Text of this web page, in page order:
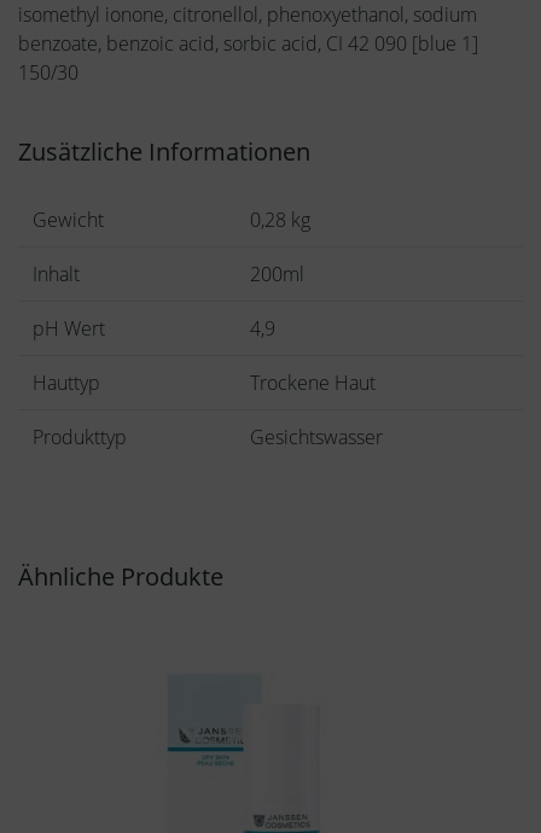
isomethyl ionone, citronellol, phenoxyethanol, sodium
benzoate, benzoic acid, sorbic acid, CI 42 090 [blue 1]
150/30
Zusätzliche Informationen
Gewicht 0,28 kg
Inhalt 200ml
pH Wert 4,9
Hauttyp Trockene Haut
Produkttyp Gesichtswasser
Ähnliche Produkte